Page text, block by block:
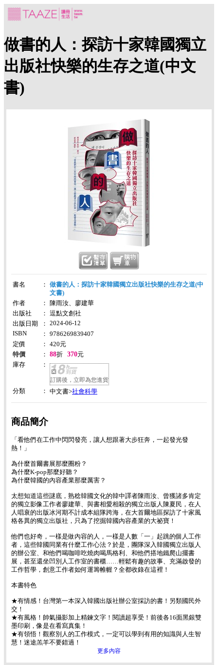
做書的人：探訪十家韓國獨立
出版社快樂的生存之道(中文
書)
書名 ：
做書的人：探訪十家韓國獨立出版社快樂的生存之道(中
文書)
作者
：
陳雨汝、廖建華
出版社
：
逗點文創社
出版日期
：
2024-06-12
ISBN
：
9786269839407
定價
： 420元
特價
： 88折 370元
庫存
：
訂購後，立即為您進貨
分類
： 中文書>社會科學
商品簡介
「看他們在工作中閃閃發亮，讓人想跟著大步狂奔，一起發光發
熱！」
為什麼首爾書展那麼圈粉？
為什麼K-pop那麼好聽？
為什麼韓國的內容產業那麼厲害？
太想知道這些謎底，熟稔韓國文化的韓中譯者陳雨汝、曾獲諸多肯定
的獨立影像工作者廖建華、與書相愛相殺的獨立出版人陳夏民，在人
人唱衰的出版冰河期不計成本組隊跨海，在大首爾地區探訪了十家風
格各異的獨立出版社，只為了挖掘韓國內容產業的大祕寶！
他們也好奇，一樣是做內容的人，一樣是人數「一」起跳的個人工作
者，這些韓國同業有什麼工作心法？於是，團隊深入韓國獨立出版人
的辦公室、和他們喝咖啡吃燒肉喝馬格利、和他們搭地鐵爬山擺書
展，甚至還坐凹別人工作室的書櫃……輕鬆有趣的故事、充滿啟發的
工作哲學，創意工作者如何運籌帷幄？全都收錄在這裡！
本書特色
★有情感！台灣第一本深入韓國出版社辦公室採訪的書！另類國民外
交！
★有風格！帥氣攝影加上精鍊文字！閱讀超享受！前後各16面黑銀雙
墨印刷，像是在看寫真集！
★有領悟！觀察別人的工作模式，一定可以學到有用的知識與人生智
慧！迷途羔羊不要錯過！
更多內容